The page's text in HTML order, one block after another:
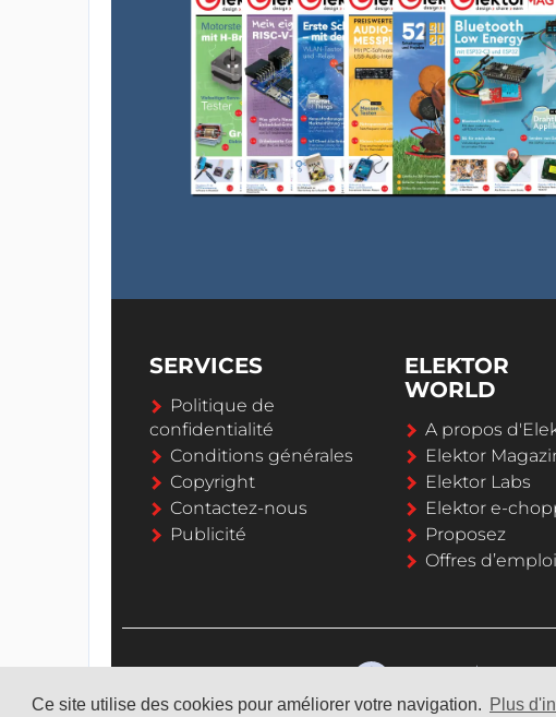
Ce site utilise des cookies pour améliorer votre navigation. Plus
SERVICES
Politique de
confidentialité
Conditions générales
Copyright
Contactez-nous
Publicité
ELEKTOR
WORLD
A propos
Elektor
Elektor Labs
Elektor e-
Proposez
Offres d’emploi